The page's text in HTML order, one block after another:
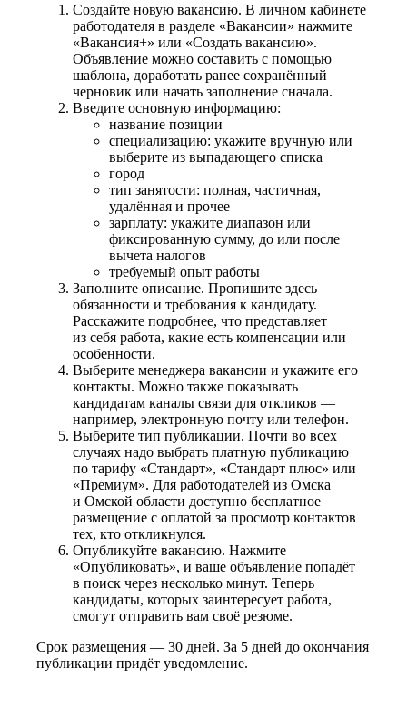
Создайте новую вакансию. В личном кабинете
работодателя в разделе «Вакансии» нажмите
«Вакансия+» или «Создать вакансию».
Объявление можно составить с помощью
шаблона, доработать ранее сохранённый
черновик или начать заполнение сначала.
Введите основную информацию:
название позиции
специализацию: укажите вручную или
выберите из выпадающего списка
город
тип занятости: полная, частичная,
удалённая и прочее
зарплату: укажите диапазон или
фиксированную сумму, до или после
вычета налогов
требуемый опыт работы
Заполните описание. Пропишите здесь
обязанности и требования к кандидату.
Расскажите подробнее, что представляет
из себя работа, какие есть компенсации или
особенности.
Выберите менеджера вакансии и укажите его
контакты. Можно также показывать
кандидатам каналы связи для откликов —
например, электронную почту или телефон.
Выберите тип публикации. Почти во всех
случаях надо выбрать платную публикацию
по тарифу «Стандарт», «Стандарт плюс» или
«Премиум». Для работодателей из Омска
и Омской области доступно бесплатное
размещение с оплатой за просмотр контактов
тех, кто откликнулся.
Опубликуйте вакансию. Нажмите
«Опубликовать», и ваше объявление попадёт
в поиск через несколько минут. Теперь
кандидаты, которых заинтересует работа,
смогут отправить вам своё резюме.
Срок размещения — 30 дней. За 5 дней до окончания
публикации придёт уведомление.